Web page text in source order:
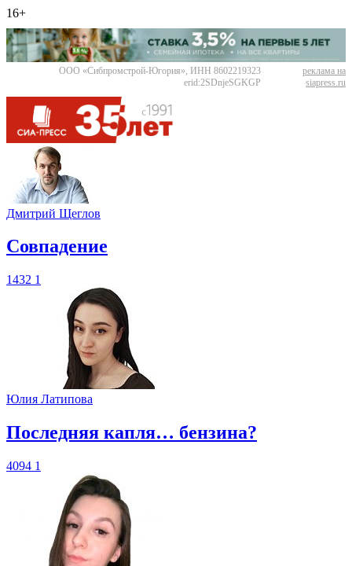
16+
ООО «Сибпромстрой-Югория», ИНН 8602219323
erid:2SDnjeSGKGP
реклама на
siapress.ru
Дмитрий Щеглов
​Совпадение
1432 1
Юлия Латипова
​Последняя капля… бензина?
4094 1